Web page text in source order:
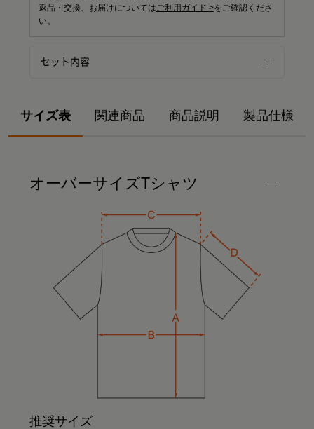
返品・交換、お届けについてはご利用ガイド >をご確認くださ
い。
セット内容
サイズ表 関連商品 商品説明 製品仕様
オーバーサイズTシャツ
推奨サイズ